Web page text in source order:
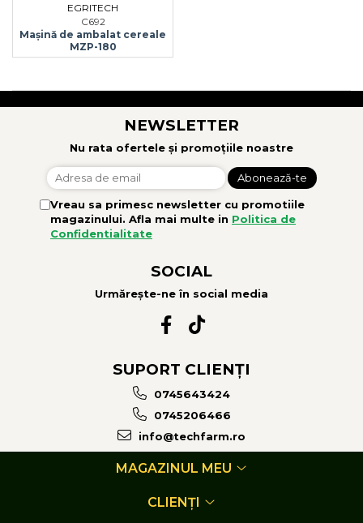
EGRITECH
C692
Mașină de ambalat cereale
MZP-180
NEWSLETTER
Nu rata ofertele și promoțiile noastre
Vreau sa primesc newsletter cu promotiile
magazinului. Afla mai multe in Politica de
Confidentialitate
SOCIAL
Urmărește-ne în social media
SUPORT CLIENȚI
0745643424
0745206466
info@techfarm.ro
MAGAZINUL MEU
CLIENȚI